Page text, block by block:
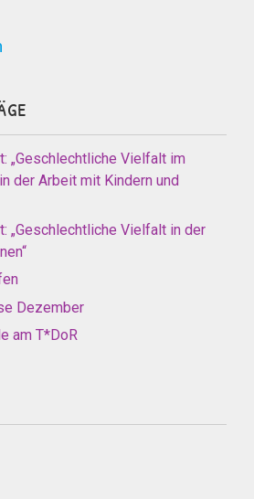
„Geschlechtliche Vielfalt im
der Arbeit mit Kindern und
„Geschlechtliche Vielfalt in der
Dezember
am T*DoR